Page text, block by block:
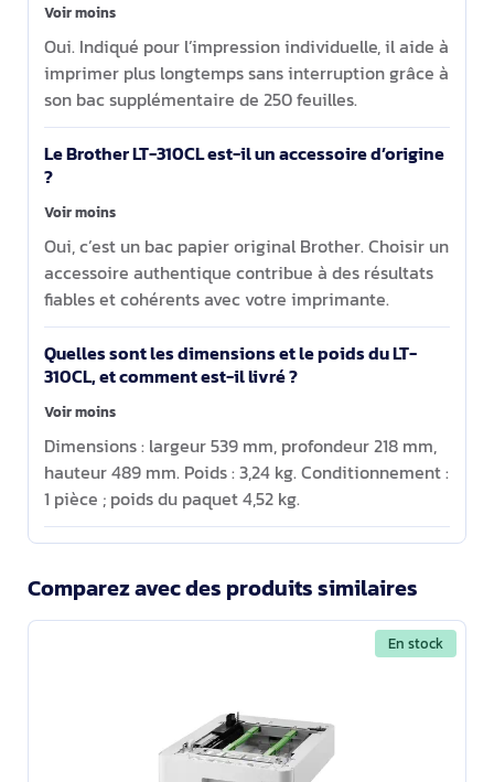
Voir moins
Oui. Indiqué pour l’impression individuelle, il aide à
imprimer plus longtemps sans interruption grâce à
son bac supplémentaire de 250 feuilles.
Le Brother LT-310CL est-il un accessoire d’origine
?
Voir moins
Oui, c’est un bac papier original Brother. Choisir un
accessoire authentique contribue à des résultats
fiables et cohérents avec votre imprimante.
Quelles sont les dimensions et le poids du LT-
310CL, et comment est-il livré ?
Voir moins
Dimensions : largeur 539 mm, profondeur 218 mm,
hauteur 489 mm. Poids : 3,24 kg. Conditionnement :
1 pièce ; poids du paquet 4,52 kg.
Comparez avec des produits similaires
En stock